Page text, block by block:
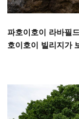
파호이호이 라바필
호이호이 빌리지가